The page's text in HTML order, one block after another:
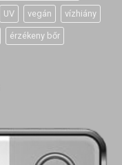
UV vegán vízhiány
érzékeny bőr